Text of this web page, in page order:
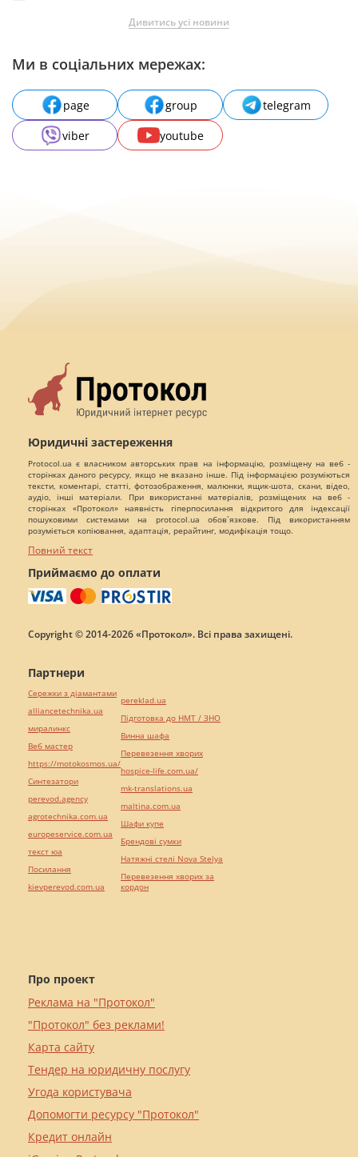
Дивитись усі новини
Ми в соціальних мережах:
page group
telegram
viber
youtube
Юридичні застереження
Protocol.ua є власником авторських прав на інформацію, розміщену на веб -
сторінках даного ресурсу, якщо не вказано інше. Під інформацією розуміються
тексти, коментарі, статті, фотозображення, малюнки, ящик-шота, скани, відео,
аудіо, інші матеріали. При використанні матеріалів, розміщених на веб -
сторінках «Протокол» наявність гіперпосилання відкритого для індексації
пошуковими системами на protocol.ua обов`язкове. Під використанням
розуміється копіювання, адаптація, рерайтинг, модифікація тощо.
Повний текст
Приймаємо до оплати
Copyright © 2014-2026 «Протокол». Всі права захищені.
Про проект
Реклама на "Протокол"
"Протокол" без реклами!
Карта сайту
Тендер на юридичну послугу
Угода користувача
Допомогти ресурсу "Протокол"
Кредит онлайн
Партнери
Сережки з діамантами
alliancetechnika.ua
миралинкс
Веб мастер
https://motokosmos.ua/
Синтезатори
perevod.agency
agrotechnika.com.ua
europeservice.com.ua
текст юа
Посилання
kievperevod.com.ua
pereklad.ua
Підготовка до НМТ / ЗНО
Винна шафа
Перевезення хворих
hospice-life.com.ua/
mk-translations.ua
maltina.com.ua
Шафи купе
Брендові сумки
Натяжні стелі Nova Stelya
Перевезення хворих за
кордон